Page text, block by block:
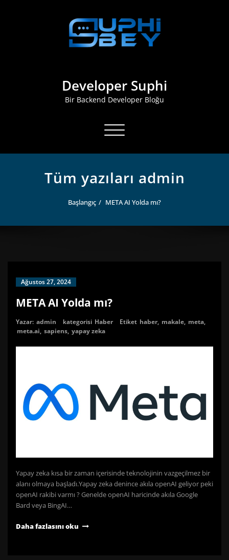
Developer Suphi
Bir Backend Developer Bloğu
Navigasyonu
Tüm yazıları admin
Başlangıç META AI Yolda mı?
Ağustos 27, 2024
META AI Yolda mı?
Yazar: admin kategorisi Haber Etiket haber, makale, meta,
meta.ai, sapiens, yapay zeka
Yapay zeka kısa bir zaman içerisinde teknolojinin vazgeçilmez bir
alanı olmaya başladı.Yapay zeka denince akıla openAI geliyor peki
openAI rakibi varmı ? Genelde openAI haricinde akıla Google
Bard veya BingAI…
Daha fazlasını oku